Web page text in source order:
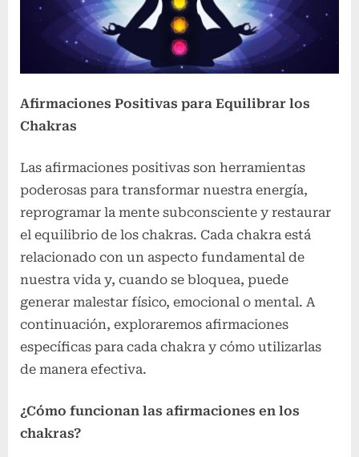
Afirmaciones Positivas para Equilibrar los
Chakras
Las afirmaciones positivas son herramientas
poderosas para transformar nuestra energía,
reprogramar la mente subconsciente y restaurar
el equilibrio de los chakras. Cada chakra está
relacionado con un aspecto fundamental de
nuestra vida y, cuando se bloquea, puede
generar malestar físico, emocional o mental. A
continuación, exploraremos afirmaciones
específicas para cada chakra y cómo utilizarlas
de manera efectiva.
¿Cómo funcionan las afirmaciones en los
chakras?